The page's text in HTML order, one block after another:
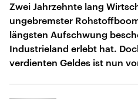
Zwei Jahrzehnte lang
ungebremster
längsten Aufschwung
Industrieland erlebt hat.
verdienten Geldes ist nun